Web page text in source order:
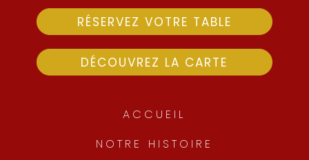
RÉSERVEZ VOTRE TABLE
DÉCOUVREZ LA CARTE
ACCUEIL
NOTRE HISTOIRE